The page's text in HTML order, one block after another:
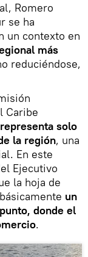
Romero
se ha
un contexto en
más
reduciéndose,
Caribe
solo
la región, una
En este
Ejecutivo
la hoja de
un
donde el
.